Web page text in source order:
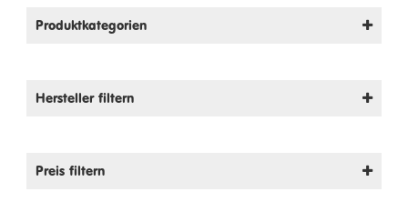
Produktkategorien
Hersteller filtern
Preis filtern